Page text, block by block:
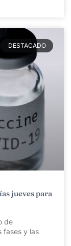
DESTACADO
jueves para
de
fases y las